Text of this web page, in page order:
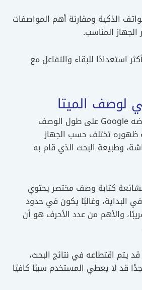
الذكية ومقارنة أهم المواصفات
المناسب.
استعدادًا للبقاء والتفاعل مع
لوصف الميتا
لا يوجد رقم ثابت تفرضه Google على طول الوصف
ظهوره تختلف حسب الجهاز
وطبيعة البحث الذي قام به
كتابة وصف مختصر يحتوي
البداية، وغالبًا يكون في حدود
حرفًا تقريبًا، والأهم من عدد الأحرف هو أن
يتم اقتطاعه في نتائج البحث،
قد لا يعطي المستخدم سببًا كافيًا